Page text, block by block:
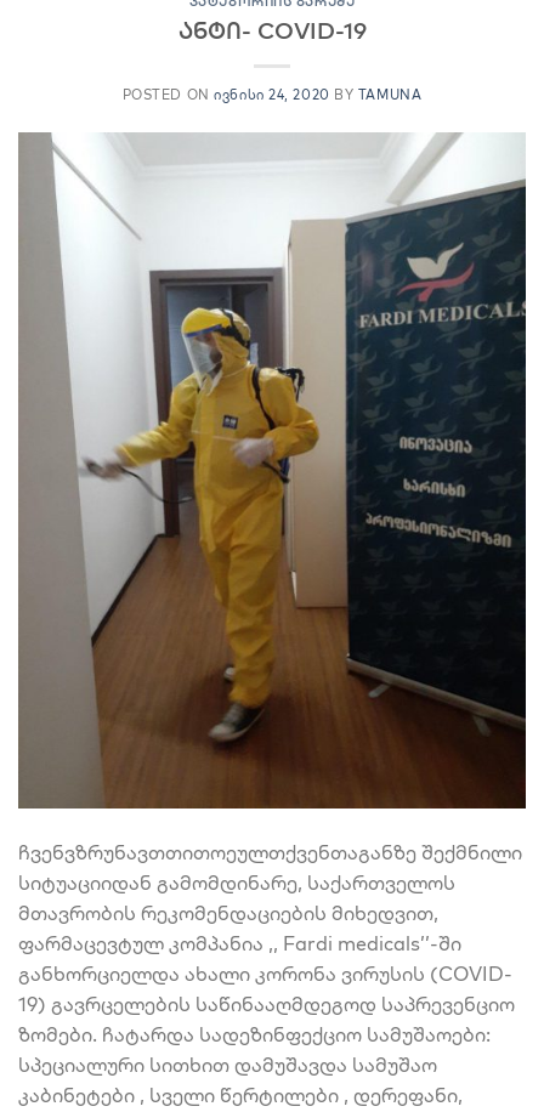
ანტი- COVID-19
POSTED ONᲘᲕᲜᲘᲡᲘ 24, 2020 BY TAMUNA
ჩვენვზრუნავთთითოეულთქვენთაგანზე შექმნილი
სიტუაციიდან გამომდინარე, საქართველოს
მთავრობის რეკომენდაციების მიხედვით,
ფარმაცევტულ კომპანია ,, Fardi medicals’’-ში
განხორციელდა ახალი კორონა ვირუსის (COVID-
19) გავრცელების საწინააღმდეგოდ საპრევენციო
ზომები. ჩატარდა სადეზინფექციო სამუშაოები:
სპეციალური სითხით დამუშავდა სამუშაო
კაბინეტები , სველი წერტილები , დერეფანი,